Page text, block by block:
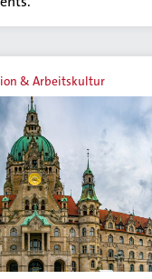
& Arbeitskultur